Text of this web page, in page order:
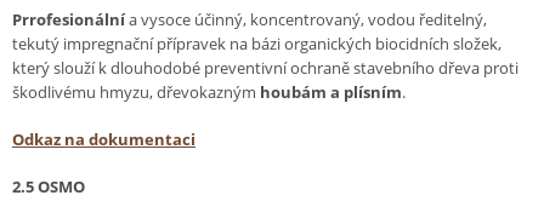
Prrofesionálnía vysoce účinný, koncentrovaný, vodou ředitelný,
tekutý impregnační přípravek na bázi organických biocidních složek,
který slouží k dlouhodobé preventivní ochraně stavebního dřeva proti
škodlivému hmyzu, dřevokazným houbám a plísním.
Odkaz na dokumentaci
2.5 OSMO